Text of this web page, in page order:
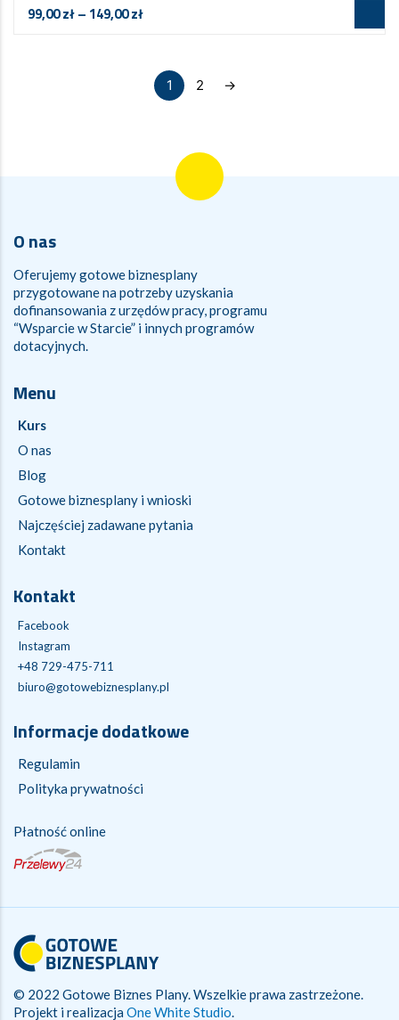
99,00zł– 149,00zł
1 2 →
O nas
Oferujemy gotowe biznesplany
przygotowane na potrzeby uzyskania
dofinansowania z urzędów pracy, programu
“Wsparcie w Starcie” i innych programów
dotacyjnych.
Menu
Kurs
O nas
Blog
Gotowe biznesplany i wnioski
Najczęściej zadawane pytania
Kontakt
Kontakt
Facebook
Instagram
+48 729-475-711
biuro@gotowebiznesplany.pl
Informacje dodatkowe
Regulamin
Polityka prywatności
Płatność online
© 2022 Gotowe Biznes Plany. Wszelkie prawa zastrzeżone.
Projekt i realizacja One White Studio